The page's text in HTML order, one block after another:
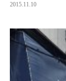
2015.11.10